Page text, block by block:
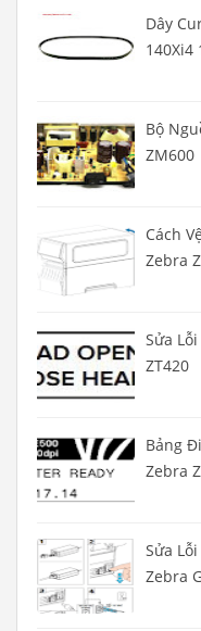
Dây
140Xi4
Bộ
ZM600
Cách
Zebra
Sửa
ZT420
Bảng
Zebra
Sửa
Zebra